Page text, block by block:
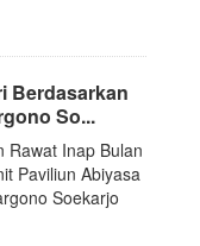
Berdasarkan
So...
Rawat Inap Bulan
Paviliun Abiyasa
Soekarjo